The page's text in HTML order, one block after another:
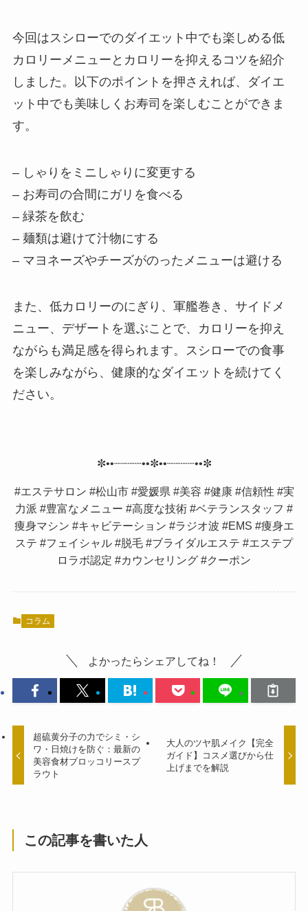
今回はスシローでのダイエット中でも楽しめる低
カロリーメニューとカロリーを抑えるコツを紹介
しました。以下のポイントを押さえれば、ダイエ
ット中でも美味しくお寿司を楽しむことができま
す。
– しゃりをミニしゃりに変更する
– お寿司の合間にガリを食べる
– 緑茶を飲む
– 麺類は避けて汁物にする
– マヨネーズやチーズがのったメニューは避ける
また、低カロリーのにぎり、軍艦巻き、サイドメ
ニュー、デザートを選ぶことで、カロリーを抑え
ながらも満足感を得られます。スシローでの食事
を楽しみながら、健康的なダイエットを続けてく
ださい。
✼••┈┈┈┈••✼••┈┈┈┈••✼
#エステサロン #松山市 #愛媛県 #美容 #健康 #信頼性 #実
力派 #豊富なメニュー #高度な技術 #ベテランスタッフ #
痩身マシン #キャビテーション #ラジオ波 #EMS #痩身エ
ステ #フェイシャル #脱毛 #ブライダルエステ #エステプ
ロラボ認定 #カウンセリング #クーポン
コラム
よかったらシェアしてね！
超硫黄分子の力でシミ・シ
ワ・日焼けを防ぐ：最新の
美容食材ブロッコリースプ
ラウト
大人のツヤ肌メイク【完全
ガイド】コスメ選びから仕
上げまでを解説
この記事を書いた人